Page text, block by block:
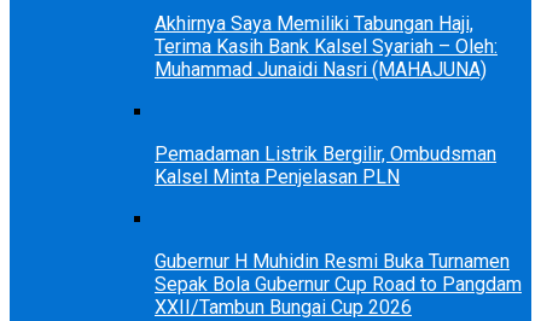
Akhirnya Saya Memiliki Tabungan Haji,
Terima Kasih Bank Kalsel Syariah – Oleh:
Muhammad Junaidi Nasri (MAHAJUNA)
Pemadaman Listrik Bergilir, Ombudsman
Kalsel Minta Penjelasan PLN
Gubernur H Muhidin Resmi Buka Turnamen
Sepak Bola Gubernur Cup Road to Pangdam
XXII/Tambun Bungai Cup 2026